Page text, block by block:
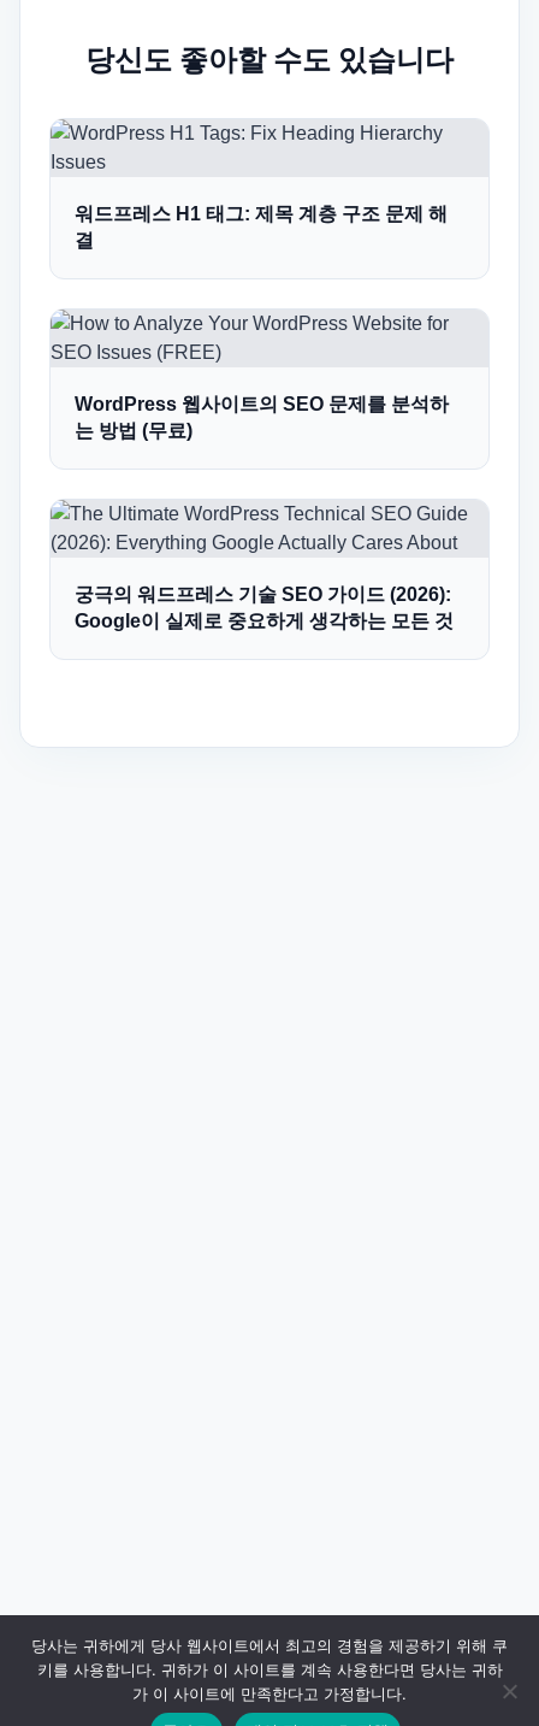
당신도 좋아할 수도 있습니다
워드프레스 H1 태그: 제목 계층 구조 문제 해
결
WordPress 웹사이트의 SEO 문제를 분석하
는 방법 (무료)
궁극의 워드프레스 기술 SEO 가이드 (2026):
Google이 실제로 중요하게 생각하는 모든 것
당사는 귀하에게 당사 웹사이트에서 최고의 경험을 제공하기 위해 쿠
키를 사용합니다. 귀하가 이 사이트를 계속 사용한다면 당사는 귀하
가 이 사이트에 만족한다고 가정합니다.